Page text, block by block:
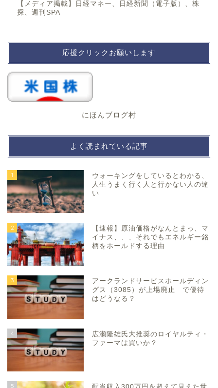
【メディア掲載】日経マネー、日経新聞（電子版）、株
探、週刊SPA
応援クリックお願いします
にほんブログ村
よく読まれている記事
1
ウォーキングをしているとわかる、
人生うまく行く人と行かない人の違
い
2
【速報】原油価格がなんとまっ、マ
イナス、、、それでもエネルギー銘
柄をホールドする理由
3
アークランドサービスホールディン
グス（3085）が上場廃止 で優待
はどうなる？
4
広瀬隆雄氏大推奨のロイヤルティ・
ファーマは買いか？
5